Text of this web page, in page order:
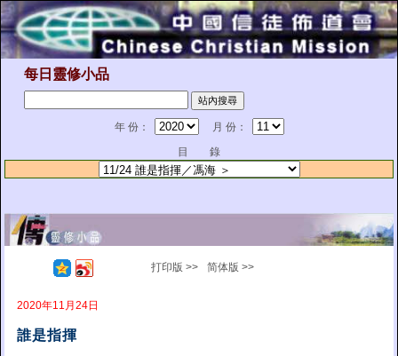
每日靈修小品
年 份：
月 份：
目 錄
打印版 >> 简体版 >>
2020年11月24日
誰是指揮